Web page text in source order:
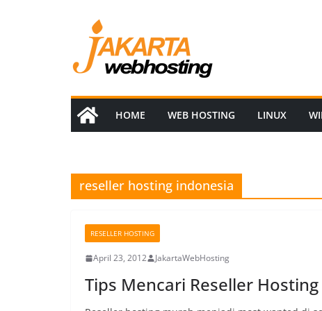
HOME WEB HOSTING LINUX
reseller hosting indonesia
RESELLER HOSTING
April 23, 2012 JakartaWebHosting
Tips Mencari Reseller